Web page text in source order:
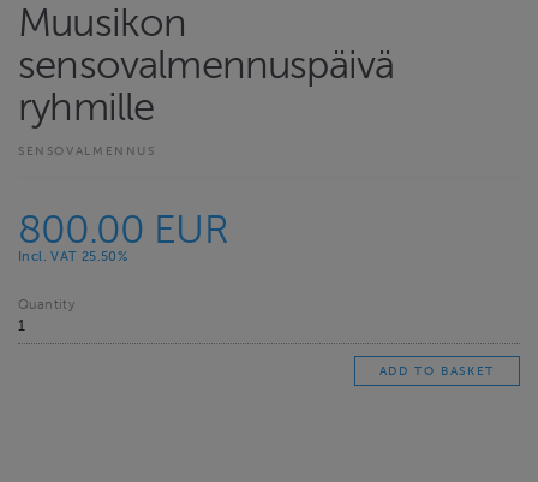
Muusikon
sensovalmennuspäivä
ryhmille
SENSOVALMENNUS
800.00 EUR
Incl. VAT 25.50%
Quantity